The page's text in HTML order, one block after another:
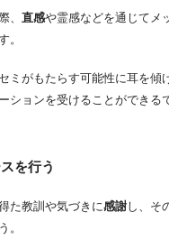
、 直感や霊感などを通じてメ
。
ミがもたらす可能性に耳を傾
ションを受けることができる
を行う
た教訓や気づきに感謝し、そ
。